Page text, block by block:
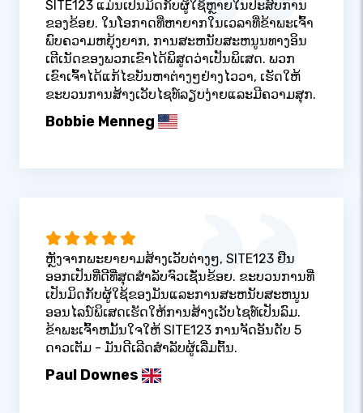
SITE123 ແມ່ນເປັນມິດກັບຜູ້ໃຊ້ຫຼາຍໃນປະສົບການ
ຂອງຂ້ອຍ. ໃນໂອກາດທີ່ຫາຍາກໃນເວລາທີ່ຂ້າພະເຈົ້າ
ພົບຄວາມຫຍຸ້ງຍາກ, ການສະຫນັບສະຫນູນທາງອິນ
ເຕີເນັດຂອງພວກເຂົາໄດ້ພິສູດວ່າເປັນພິເສດ. ພວກ
ເຂົາເຈົ້າໄດ້ແກ້ໄຂບັນຫາຕ່າງໆຢ່າງໄວວາ, ເຮັດໃຫ້
ຂະບວນການສ້າງເວັບໄຊທ໌ລຽບງ່າຍແລະມີຄວາມສຸກ.
Bobbie Menneg
ຫຼັງຈາກພະຍາຍາມສ້າງເວັບຕ່າງໆ, SITE123 ຢືນ
ອອກເປັນທີ່ດີທີ່ສຸດສໍາລັບຈົວເຊັ່ນຂ້ອຍ. ຂະບວນການທີ່
ເປັນມິດກັບຜູ້ໃຊ້ຂອງມັນແລະການສະຫນັບສະຫນູນ
ອອນໄລນ໌ພິເສດເຮັດໃຫ້ການສ້າງເວັບໄຊທ໌ເປັນລົມ.
ຂ້າພະເຈົ້າຫມັ້ນໃຈໃຫ້ SITE123 ການຈັດອັນດັບ 5
ດາວເຕັມ - ມັນດີເລີດສໍາລັບຜູ້ເລີ່ມຕົ້ນ.
Paul Downes